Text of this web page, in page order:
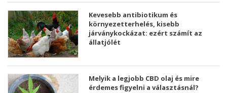
Kevesebb antibiotikum és
környezetterhelés, kisebb
járványkockázat: ezért számít az
állatjólét
Melyik a legjobb CBD olaj és mire
érdemes figyelni a választásnál?